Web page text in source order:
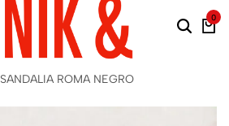
0
SANDALIA ROMA NEGRO